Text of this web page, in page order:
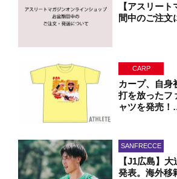
【アスリー
間中のご注文
CARP
カープ、自身
打を放ったフ
ャツを発売
SANFRECCE
【J1広島】
発表。海外移